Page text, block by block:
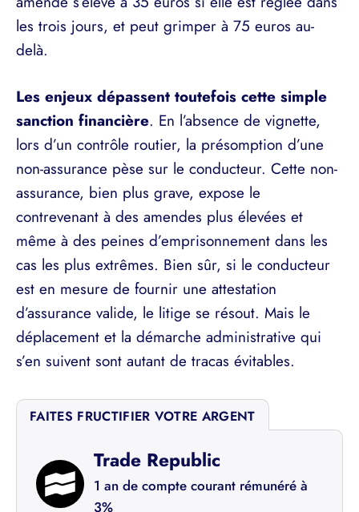
les trois jours, et peut grimper à 75 euros au-
delà.
Les enjeux dépassent toutefois cette simple
sanction financière. En l’absence de vignette,
lors d’un contrôle routier, la présomption d’une
non-assurance pèse sur le conducteur. Cette non-
assurance, bien plus grave, expose le
contrevenant à des amendes plus élevées et
même à des peines d’emprisonnement dans les
cas les plus extrêmes. Bien sûr, si le conducteur
est en mesure de fournir une attestation
d’assurance valide, le litige se résout. Mais le
déplacement et la démarche administrative qui
s’en suivent sont autant de tracas évitables.
FAITES FRUCTIFIER VOTRE ARGENT
Trade Republic
1 an de compte courant rémunéré à
3%